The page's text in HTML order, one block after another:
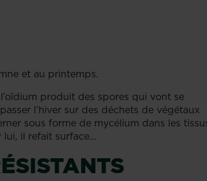
et au printemps.
produit des spores qui vont se
l’hiver sur des déchets de végétaux
sous forme de mycélium dans les
lui, il refait surface…